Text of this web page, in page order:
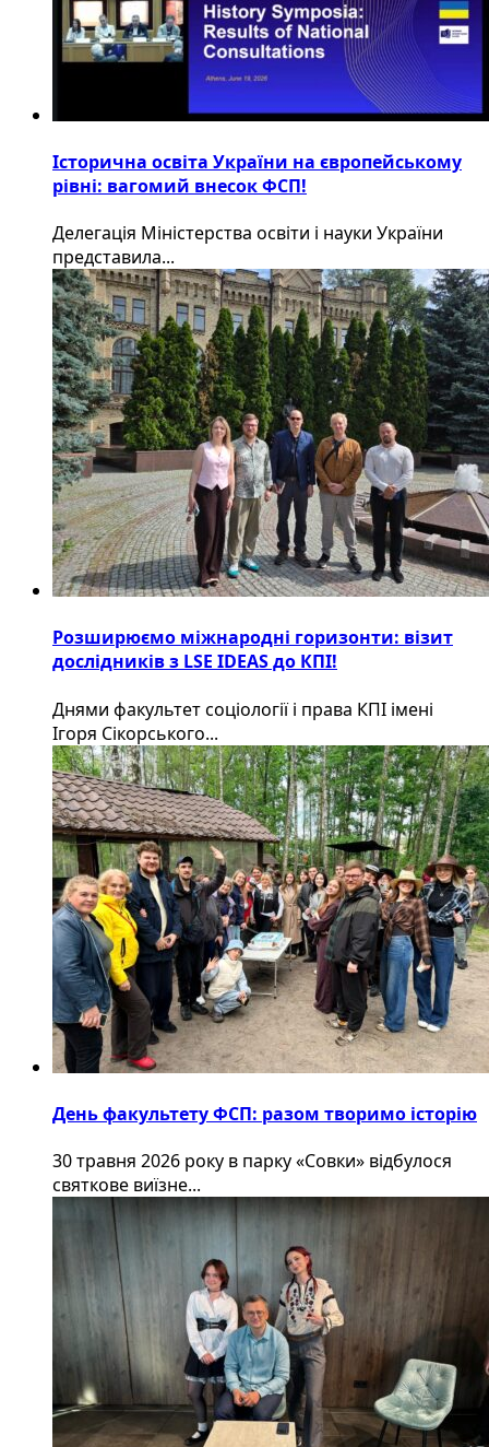
Історична освіта України на європейському
рівні: вагомий внесок ФСП!
Делегація Міністерства освіти і науки України
представила...
Розширюємо міжнародні горизонти: візит
дослідників з LSE IDEAS до КПІ!
Днями факультет соціології і права КПІ імені
Ігоря Сікорського...
День факультету ФСП: разом творимо історію
30 травня 2026 року в парку «Совки» відбулося
святкове виїзне...